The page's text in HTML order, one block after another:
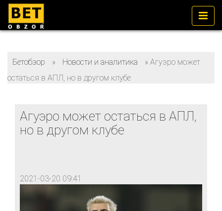
Бетобзор » Новости и аналитика » Агуэро может
остаться в АПЛ, но в другом клубе
Агуэро может остаться в АПЛ,
но в другом клубе
2021-03-20 09:41